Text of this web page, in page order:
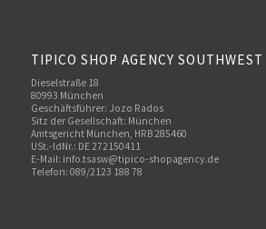
TIPICO SHOP AGENCY SOUTHWEST
Dieselstraße 18
80993 München
Geschäftsführer: Jozo Rados
Sitz der Gesellschaft: München
Amtsgericht München, HRB 285460
USt.-IdNr.: DE 272150411
E-Mail: info.tsasw@tipico-shopagency.de
Telefon: 089/2123 188 78